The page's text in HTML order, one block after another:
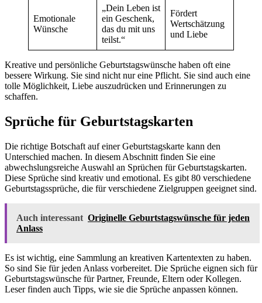
Emotionale
Wünsche
„Dein Leben ist
ein Geschenk,
das du mit uns
teilst.“
Fördert
Wertschätzung
und Liebe
Kreative und persönliche Geburtstagswünsche haben oft eine
bessere Wirkung. Sie sind nicht nur eine Pflicht. Sie sind auch eine
tolle Möglichkeit, Liebe auszudrücken und Erinnerungen zu
schaffen.
Sprüche für Geburtstagskarten
Die richtige Botschaft auf einer Geburtstagskarte kann den
Unterschied machen. In diesem Abschnitt finden Sie eine
abwechslungsreiche Auswahl an Sprüchen für Geburtstagskarten.
Diese Sprüche sind kreativ und emotional. Es gibt 80 verschiedene
Geburtstagssprüche, die für verschiedene Zielgruppen geeignet sind.
Auch interessant Originelle Geburtstagswünsche für jeden
Anlass
Es ist wichtig, eine Sammlung an kreativen Kartentexten zu haben.
So sind Sie für jeden Anlass vorbereitet. Die Sprüche eignen sich für
Geburtstagswünsche für Partner, Freunde, Eltern oder Kollegen.
Leser finden auch Tipps, wie sie die Sprüche anpassen können.